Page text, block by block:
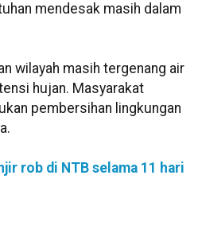
mendesak masih dalam
wilayah masih tergenang air
hujan. Masyarakat
pembersihan lingkungan
rob di NTB selama 11 hari